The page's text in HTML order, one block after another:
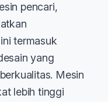
pencari,
termasuk
yang
Mesin
lebih tinggi